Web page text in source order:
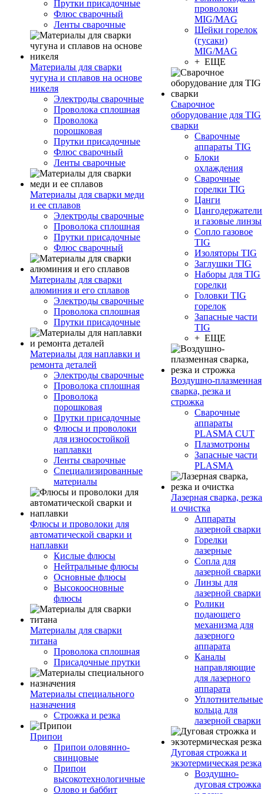
Прутки присадочные
Флюс сварочный
Ленты сварочные
Материалы для сварки
чугуна и сплавов на основе
никеля
Электроды сварочные
Проволока сплошная
Проволока
порошковая
Прутки присадочные
Флюс сварочный
Ленты сварочные
Материалы для сварки меди
и ее сплавов
Электроды сварочные
Проволока сплошная
Прутки присадочные
Флюс сварочный
Материалы для сварки
алюминия и его сплавов
Электроды сварочные
Проволока сплошная
Прутки присадочные
Материалы для наплавки и
ремонта деталей
Электроды сварочные
Проволока сплошная
Проволока
порошковая
Прутки присадочные
Флюсы и проволоки
для износостойкой
наплавки
Ленты сварочные
Специализированные
материалы
Флюсы и проволоки для
автоматической сварки и
наплавки
Кислые флюсы
Нейтральные флюсы
Основные флюсы
Высокоосновные
флюсы
Материалы для сварки
титана
Проволока сплошная
Присадочные прутки
Материалы специального
назначения
Строжка и резка
Припои
Припои оловянно-
свинцовые
Припои
высокотехнологичные
Олово и баббит
проволоки
MIG/MAG
Шейки горелок
(гусаки)
MIG/MAG
+ ЕЩЕ
Сварочное
оборудование для TIG
сварки
Сварочные
аппараты TIG
Блоки
охлаждения
Сварочные
горелки TIG
Цанги
Цангодержатели
и газовые линзы
Сопло газовое
TIG
Изоляторы TIG
Заглушки TIG
Наборы для TIG
горелки
Головки TIG
горелок
Запасные части
TIG
+ ЕЩЕ
Воздушно-плазменная
сварка, резка и
строжка
Сварочные
аппараты
PLASMA CUT
Плазмотроны
Запасные части
PLASMA
Лазерная сварка, резка
и очистка
Аппараты
лазерной сварки
Горелки
лазерные
Сопла для
лазерной сварки
Линзы для
лазерной сварки
Ролики
подающего
механизма для
лазерного
аппарата
Каналы
направляющие
для лазерного
аппарата
Уплотнительные
кольца для
лазерной сварки
Дуговая строжка и
экзотермическая резка
Воздушно-
дуговая строжка